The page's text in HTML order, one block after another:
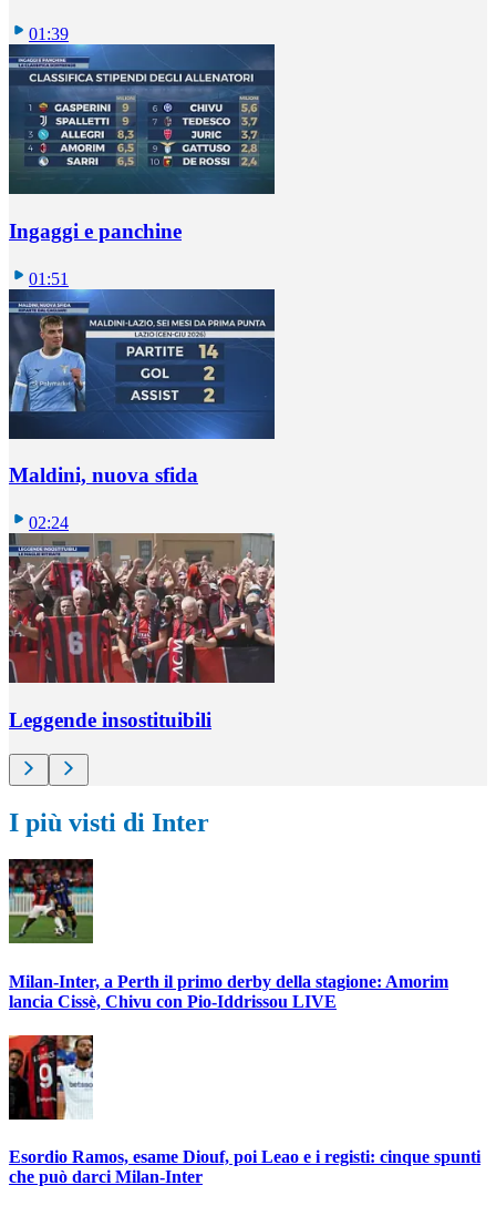
01:39
Ingaggi e panchine
01:51
Maldini, nuova sfida
02:24
Leggende insostituibili
I più visti di Inter
Milan-Inter, a Perth il primo derby della stagione: Amorim
lancia Cissè, Chivu con Pio-Iddrissou LIVE
Esordio Ramos, esame Diouf, poi Leao e i registi: cinque spunti
che può darci Milan-Inter